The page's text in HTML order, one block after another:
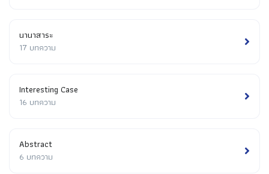
นานาสาระ
17 บทความ
Interesting Case
16 บทความ
Abstract
6 บทความ